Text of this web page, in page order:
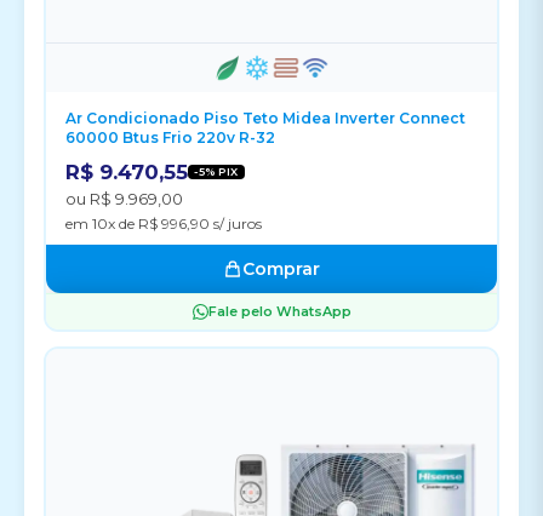
Ar Condicionado Piso Teto Midea Inverter Connect
60000 Btus Frio 220v R-32
R$ 9.470,55 -5% PIX
ou R$ 9.969,00
em 10x de R$ 996,90 s/ juros
Comprar
Fale pelo WhatsApp